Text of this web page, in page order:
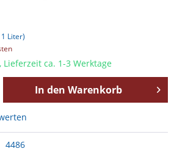
Liter)
ca. 1-3 Werktage
In den Warenkorb
4486